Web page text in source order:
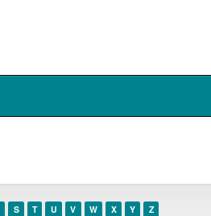
S T U V W X Y Z